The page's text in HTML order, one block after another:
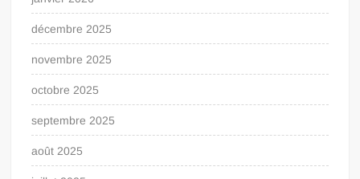
décembre 2025
novembre 2025
octobre 2025
septembre 2025
août 2025